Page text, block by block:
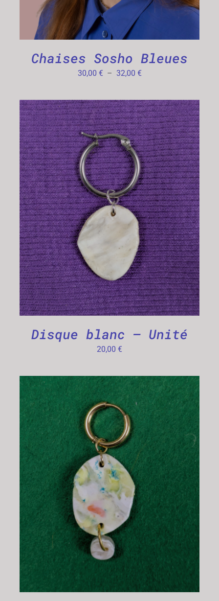
Chaises Sosho Bleues
30,00 € – 32,00 €Plage
prix :
30,00 €
à
32,00 €
CHOIX DES OPTIONS
/
DÉTAILS
Disque blanc – Unité
20,00 €
CHOIX DES OPTIONS
DÉTAILS